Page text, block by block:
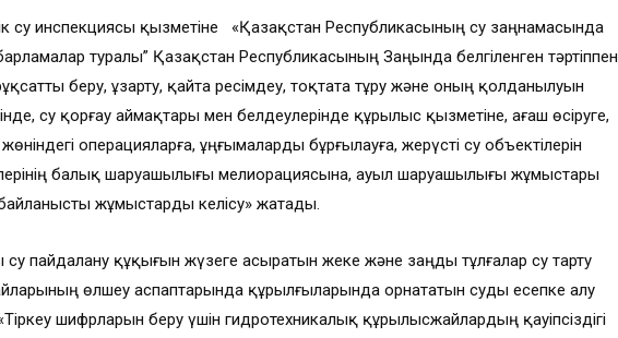
су инспекциясы қызметіне «Қазақстан Республикасының су заңнамасында
туралы” Қазақстан Республикасының Заңында белгіленген тәртіппен
беру, ұзарту, қайта ресімдеу, тоқтата тұру және оның қолданылуын
су қорғау аймақтары мен белдеулерінде құрылыс қызметіне, ағаш өсіруге,
операцияларға, ұңғымаларды бұрғылауға, жерүсті су объектілерін
балық шаруашылығы мелиорациясына, ауыл шаруашылығы жұмыстары
жұмыстарды келісу» жатады.
пайдалану құқығын жүзеге асыратын жеке және заңды тұлғалар су тарту
өлшеу аспаптарында құрылғыларында орнататын суды есепке алу
шифрларын беру үшін гидротехникалық құрылысжайлардың қауіпсіздігі